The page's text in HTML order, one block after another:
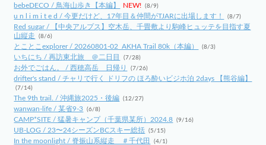
bebeDECO / 鳥海山歩き【本編】
NEW! (8/9)
u n l i m i t e d / 今更だけど、17年目＆仲間がTJARに出場します！ (8/7)
Red sugar / 【中央アルプス】空木岳、千畳敷より駒峰ヒュッテを目指す夏
山縦走
(8/6)
とことこexplorer / 20260801-02_AKHA Trail 80k（本編） (8/3)
いちにち / 再訪東北旅 ＠二日目 (7/28)
お外でごはん。 / 西穂高岳 日帰り (7/26)
drifter's stand / チャリで行く ドリフの ほろ酔いビジホ泊 2days 【熊谷編】
(7/14)
The 9th trail. / 沖縄旅2025・後編 (12/27)
wanwan-life / 某省9-3 (6/8)
CAMP*SITE / 猛暑キャンプ（千葉県某所）2024.8 (9/16)
UB-LOG / 23〜24シーズンBCスキー総括 (5/15)
In the moonlight / 脊振山系縦走 ＃千代田 (4/1)